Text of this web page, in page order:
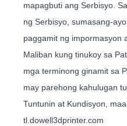
mapagbuti ang Serbisyo.
ng Serbisyo, sumasang-
paggamit ng impormasyon
Maliban kung tinukoy sa
mga terminong ginamit sa
may parehong kahulugan
Tuntunin at Kundisyon,
tl.dowell3dprinter.com